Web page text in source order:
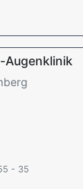
Augenklinik
- 35